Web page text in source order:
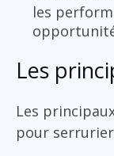
les
Les
Les
pour